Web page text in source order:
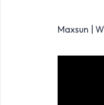
Maxsun |